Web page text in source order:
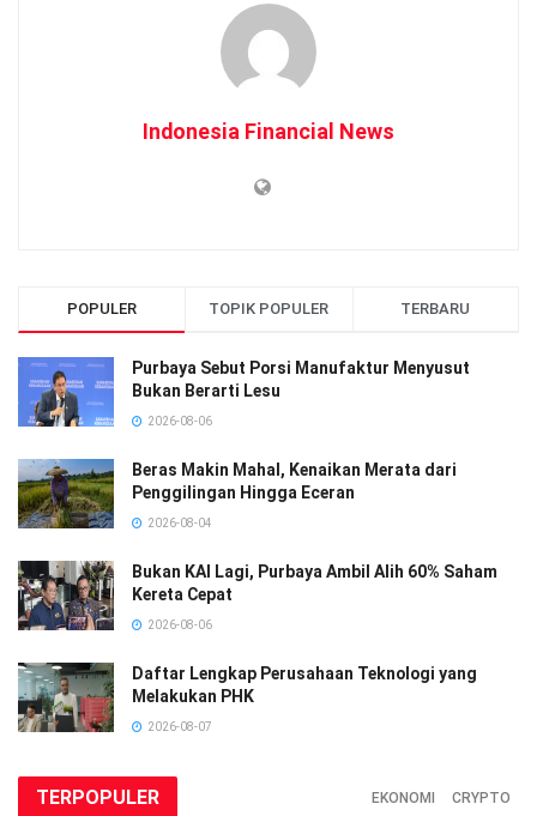
Indonesia Financial News
POPULER TOPIK POPULER TERBARU
Purbaya Sebut Porsi Manufaktur Menyusut
Bukan Berarti Lesu
2026-08-06
Beras Makin Mahal, Kenaikan Merata dari
Penggilingan Hingga Eceran
2026-08-04
Bukan KAI Lagi, Purbaya Ambil Alih 60% Saham
Kereta Cepat
2026-08-06
Daftar Lengkap Perusahaan Teknologi yang
Melakukan PHK
2026-08-07
TERPOPULER EKONOMI CRYPTO